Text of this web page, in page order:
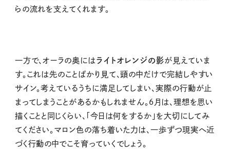
らの流れを支えてくれます。
一方で、オーラの奥には ライトオレンジの影が見えていま
す。これは先のことばかり見て、頭の中だけで完結しやすい
サイン。考えているうちに満足してしまい、実際の行動が止
まってしまうことがあるかもしれません。６月は、理想を思い
描くことと同じくらい、「今日は何をするか」を大切にしてみ
てください。マロン色の落ち着いた力は、一歩ずつ現実へ近
づく行動の中でこそ育っていくでしょう。